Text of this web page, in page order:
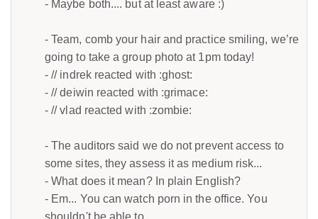
- Maybe both.... but at least aware :)
- Team, comb your hair and practice smiling, we’re
going to take a group photo at 1pm today!
- // indrek reacted with :ghost:
- // deiwin reacted with :grimace:
- // vlad reacted with :zombie:
- The auditors said we do not prevent access to
some sites, they assess it as medium risk...
- What does it mean? In plain English?
- Em... You can watch porn in the office. You
shouldn't be able to.